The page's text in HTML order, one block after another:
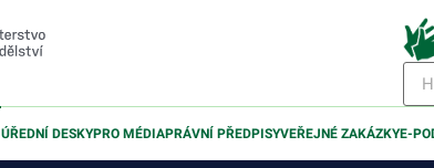
ÚŘEDNÍ DESKYPRO MÉDIAPRÁVNÍ PŘEDPISYVEŘEJNÉ ZAKÁZKYE-